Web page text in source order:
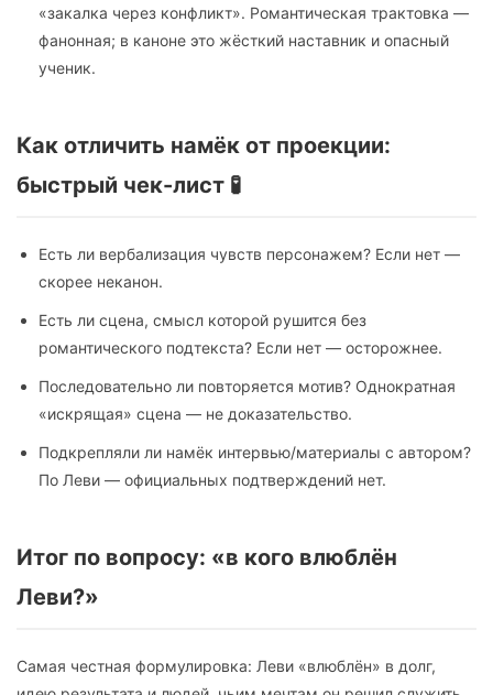
«закалка через конфликт». Романтическая трактовка —
фанонная; в каноне это жёсткий наставник и опасный
ученик.
Как отличить намёк от проекции:
быстрый чек-лист 🧪
Есть ли вербализация чувств персонажем? Если нет —
скорее неканон.
Есть ли сцена, смысл которой рушится без
романтического подтекста? Если нет — осторожнее.
Последовательно ли повторяется мотив? Однократная
«искрящая» сцена — не доказательство.
Подкрепляли ли намёк интервью/материалы с автором?
По Леви — официальных подтверждений нет.
Итог по вопросу: «в кого влюблён
Леви?»
Самая честная формулировка: Леви «влюблён» в долг,